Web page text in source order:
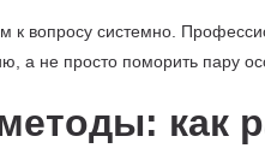
вопросу системно.
а не просто поморить пару
как